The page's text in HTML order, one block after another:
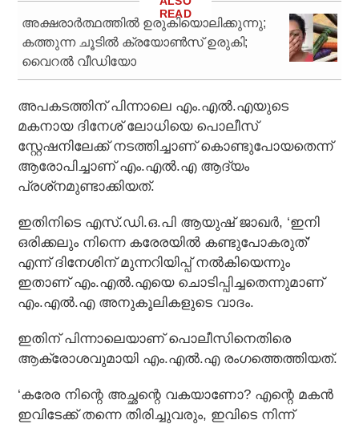
അക്ഷരാര്‍ത്ഥത്തില്‍ ഉരുകിയൊലിക്കുന്നു;
കത്തുന്ന ചൂടില്‍ ക്രയോണ്‍സ് ഉരുകി;
വൈറല്‍ വീഡിയോ
അപകടത്തിന് പിന്നാലെ എം.എല്‍.എയുടെ
മകനായ ദിനേശ് ലോധിയെ പൊലീസ്
സ്റ്റേഷനിലേക്ക് നടത്തിച്ചാണ് കൊണ്ടുപോയതെന്ന്
ആരോപിച്ചാണ് എം.എല്‍.എ ആദ്യം
പ്രശ്‌നമുണ്ടാക്കിയത്.
ഇതിനിടെ എസ്.ഡി.ഒ.പി ആയുഷ് ജാഖര്‍, ‘ഇനി
ഒരിക്കലും നിന്നെ കരേരയില്‍ കണ്ടുപോകരുത്’
എന്ന് ദിനേശിന് മുന്നറിയിപ്പ് നല്‍കിയെന്നും
ഇതാണ് എം.എല്‍.എയെ ചൊടിപ്പിച്ചതെന്നുമാണ്
എം.എല്‍.എ അനുകൂലികളുടെ വാദം.
ഇതിന് പിന്നാലെയാണ് പൊലീസിനെതിരെ
ആക്രോശവുമായി എം.എല്‍.എ രംഗത്തെത്തിയത്.
‘കരേര നിന്റെ അച്ഛന്റെ വകയാണോ? എന്റെ മകന്‍
ഇവിടേക്ക് തന്നെ തിരിച്ചുവരും, ഇവിടെ നിന്ന്